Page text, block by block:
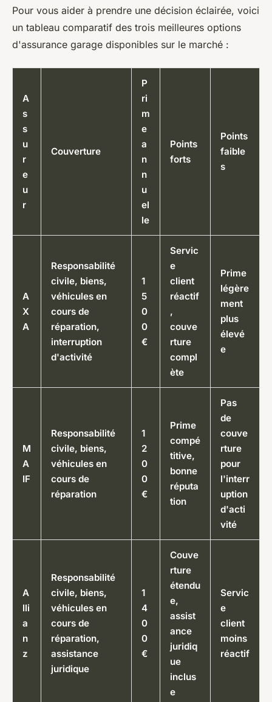
Pour vous aider à prendre une décision éclairée, voici
un tableau comparatif des trois meilleures options
d'assurance garage disponibles sur le marché :
A
s
s
u
r
e
u
r
Couverture
P
ri
m
e
a
n
n
u
el
le
Points
forts
Points
faible
s
A
X
A
Responsabilité
civile, biens,
véhicules en
cours de
réparation,
interruption
d'activité
1
5
0
0
€
Servic
e
client
réactif
,
couve
rture
compl
ète
Prime
légère
ment
plus
élevé
e
M
A
IF
Responsabilité
civile, biens,
véhicules en
cours de
réparation
1
2
0
0
€
Prime
compé
titive,
bonne
réputa
tion
Pas
de
couve
rture
pour
l'interr
uption
d'acti
vité
A
lli
a
n
z
Responsabilité
civile, biens,
véhicules en
cours de
réparation,
assistance
juridique
1
4
0
0
€
Couve
rture
étendu
e,
assist
ance
juridiq
ue
inclus
e
Servic
e
client
moins
réactif